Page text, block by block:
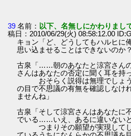
39 名前： 以下、名無しにかわりまし
稿日：2010/06/29(火) 08:58:12.00
キョン「ど、どうしてもハルヒに
思い込ませることはできないのか？
古泉「……朝のあなたと涼宮さん
さんはあなたの否定に聞く耳を持
おそらく説得は無理でしょう
の目で不思議の有無を確認しなけ
ませんね」
古泉「そして涼宮さんはあなたに
でいる……いえ、あるに違いない
つまりその願望が実現してし